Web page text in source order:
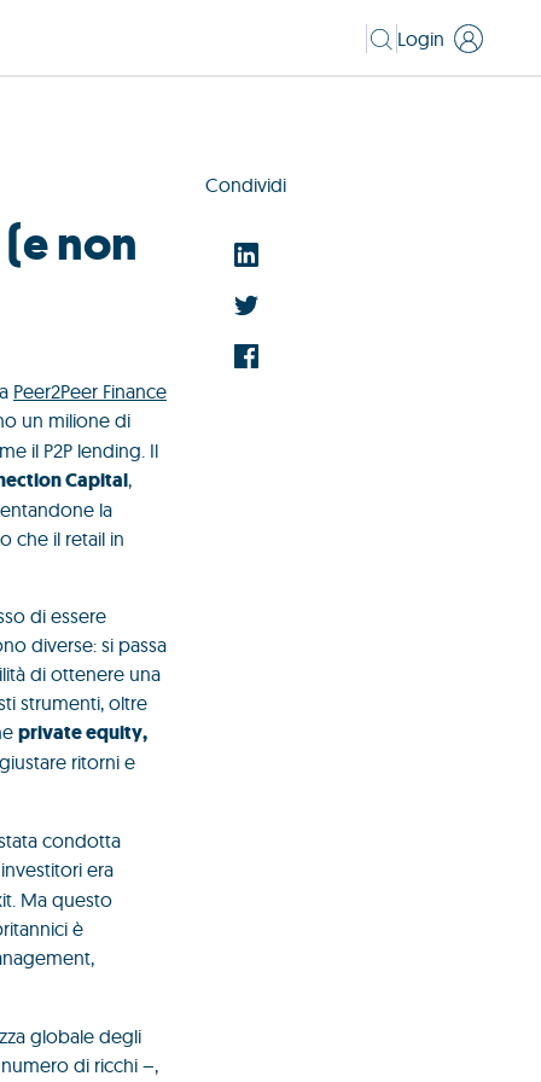
Login
non
Peer2Peer Finance
un milione di
il P2P lending. Il
Capital,
la
che il retail in
di essere
diverse: si passa
di ottenere una
strumenti, oltre
private equity,
ritorni e
condotta
era
Ma questo
è
globale degli
di ricchi –,
Condividi